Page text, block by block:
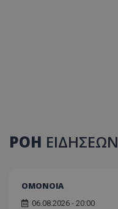
ΡΟΗ ΕΙΔΗΣΕΩΝ
ΟΜΟΝΟΙΑ
06.08.2026 - 20:00